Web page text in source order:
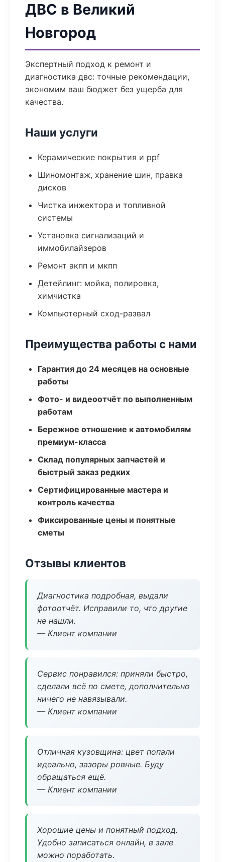
ДВС в Великий
Новгород
Экспертный подход к ремонт и
диагностика двс: точные рекомендации,
экономим ваш бюджет без ущерба для
качества.
Наши услуги
Керамические покрытия и ppf
Шиномонтаж, хранение шин, правка
дисков
Чистка инжектора и топливной
системы
Установка сигнализаций и
иммобилайзеров
Ремонт акпп и мкпп
Детейлинг: мойка, полировка,
химчистка
Компьютерный сход-развал
Преимущества работы с нами
Гарантия до 24 месяцев на основные
работы
Фото- и видеоотчёт по выполненным
работам
Бережное отношение к автомобилям
премиум-класса
Склад популярных запчастей и
быстрый заказ редких
Сертифицированные мастера и
контроль качества
Фиксированные цены и понятные
сметы
Отзывы клиентов
Диагностика подробная, выдали
фотоотчёт. Исправили то, что другие
не нашли.
— Клиент компании
Сервис понравился: приняли быстро,
сделали всё по смете, дополнительно
ничего не навязывали.
— Клиент компании
Отличная кузовщина: цвет попали
идеально, зазоры ровные. Буду
обращаться ещё.
— Клиент компании
Хорошие цены и понятный подход.
Удобно записаться онлайн, в зале
можно поработать.